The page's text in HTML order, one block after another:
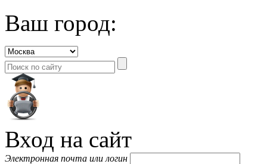
Ваш город:
Вход на сайт
Электронная почта или логин